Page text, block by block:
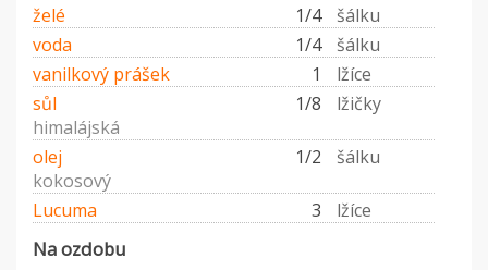
želé
1/4
šálku
voda
1/4
šálku
vanilkový prášek
1
lžíce
sůl
1/8
lžičky
himalájská
olej
1/2
šálku
kokosový
Lucuma
3 lžíce
Na ozdobu